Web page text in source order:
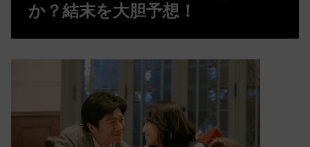
か？結末を大胆予想！